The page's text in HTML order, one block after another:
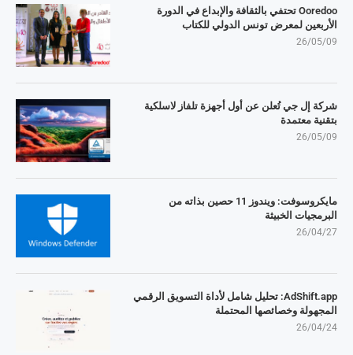
Ooredoo تحتفي بالثقافة والإبداع في الدورة
الأربعين لمعرض تونس الدولي للكتاب
26/05/09
شركة إل جي تُعلن عن أول أجهزة تلفاز لاسلكية
بتقنية معتمدة
26/05/09
مايكروسوفت: ويندوز 11 حصين بذاته من
البرمجيات الخبيثة
26/04/27
AdShift.app: تحليل شامل لأداة التسويق الرقمي
المجهولة وخصائصها المحتملة
26/04/24